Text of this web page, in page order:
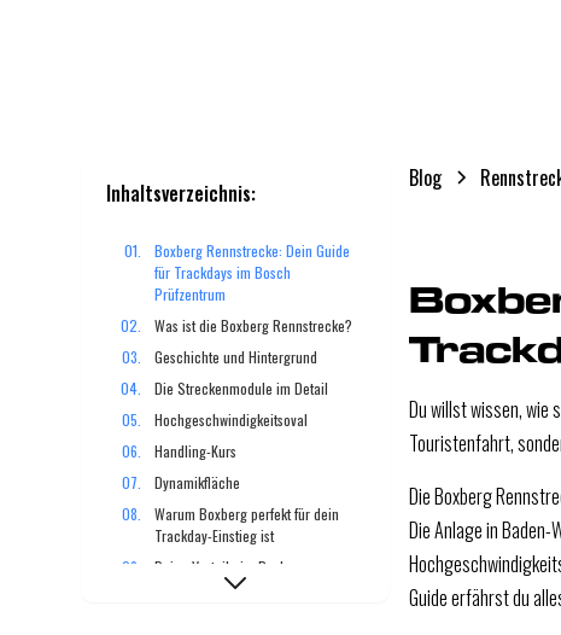
Inhaltsverzeichnis:
Boxberg Rennstrecke: Dein Guide
für Trackdays im Bosch
Prüfzentrum
Was ist die Boxberg Rennstrecke?
Geschichte und Hintergrund
Die Streckenmodule im Detail
Hochgeschwindigkeitsoval
Handling-Kurs
Dynamikfläche
Warum Boxberg perfekt für dein
Trackday-Einstieg ist
Deine Vorteile im Boxberg
Blog
Du willst wissen, wie
Touristenfahrt,
Die Boxberg
Die Anlage in
Guide erfährst du